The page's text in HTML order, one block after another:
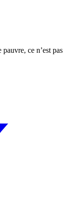
ce n’est pas